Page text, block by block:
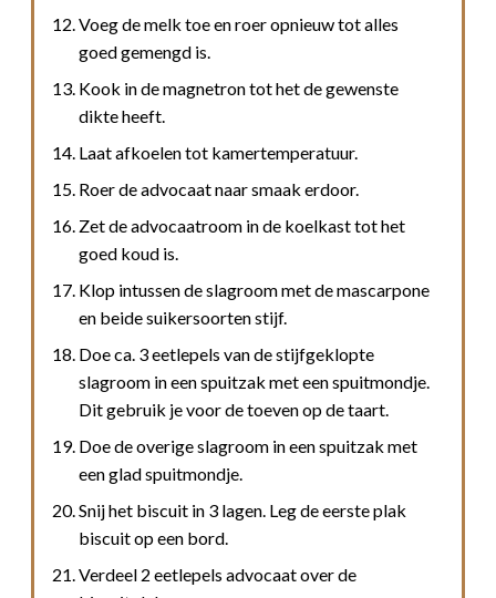
Voeg de melk toe en roer opnieuw tot alles
goed gemengd is.
Kook in de magnetron tot het de gewenste
dikte heeft.
Laat afkoelen tot kamertemperatuur.
Roer de advocaat naar smaak erdoor.
Zet de advocaatroom in de koelkast tot het
goed koud is.
Klop intussen de slagroom met de mascarpone
en beide suikersoorten stijf.
Doe ca. 3 eetlepels van de stijfgeklopte
slagroom in een spuitzak met een spuitmondje.
Dit gebruik je voor de toeven op de taart.
Doe de overige slagroom in een spuitzak met
een glad spuitmondje.
Snij het biscuit in 3 lagen. Leg de eerste plak
biscuit op een bord.
Verdeel 2 eetlepels advocaat over de